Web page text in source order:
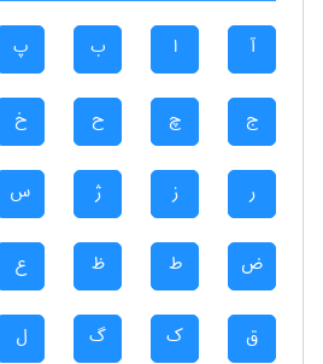
آ ا ب پ
ج چ ح خ
ر ز ژ س
ض ط ظ ع
ق ک گ ل